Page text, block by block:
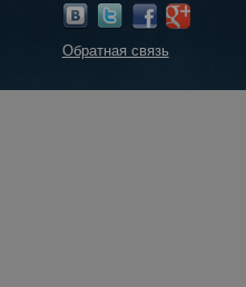
Обратная связь